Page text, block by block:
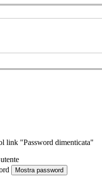
link "Password dimenticata"
Mostra password